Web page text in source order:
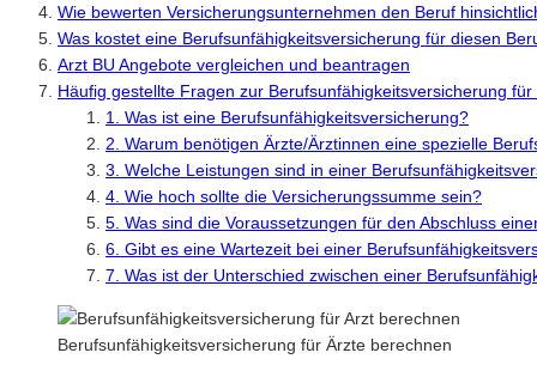
Wie bewerten Versicherungsunternehmen den Beruf
Was kostet eine Berufsunfähigkeitsversicherung für diesen
Arzt BU Angebote vergleichen und beantragen
Häufig gestellte Fragen zur Berufsunfähigkeitsversicherung
1. Was ist eine Berufsunfähigkeitsversicherung?
2. Warum benötigen Ärzte/Ärztinnen eine spezielle
3. Welche Leistungen sind in einer
4. Wie hoch sollte die Versicherungssumme sein?
5. Was sind die Voraussetzungen für den Abschluss
6. Gibt es eine Wartezeit bei einer
7. Was ist der Unterschied zwischen einer
Berufsunfähigkeitsversicherung für Ärzte berechnen